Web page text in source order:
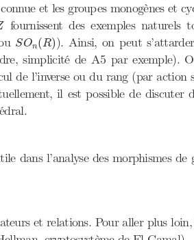
et les groupes monogènes et
fournissent des exemples naturels
SOn(R)
SOn ( R)). Ainsi, on peut
simplicité de A5 par exemple).
de l’inverse ou du rang (par action
il est possible de discuter
dans l’analyse des morphismes
et relations. Pour aller plus